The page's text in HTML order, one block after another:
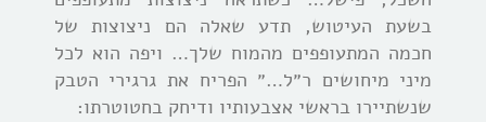
בשעת העיטוש, תדע שאלה הם ניצוצות של
חכמה המתעופפים מהמוח שלך… ויפה הוא לכל
מיני מיחושים ר״ל…״ הפריח את גרגירי הטבק
שנשתיירו בראשי אצבעותיו ודיחק בחטוטרתו: